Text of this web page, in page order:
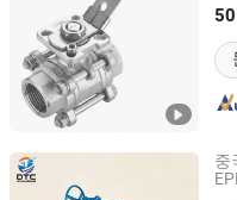
Zhejiang, China
중
Guangzhou